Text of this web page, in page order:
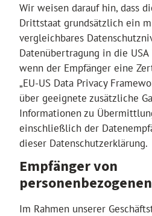
Wir weisen darauf hin, dass
Drittstaat grundsätzlich ein
vergleichbares
Datenübertragung in die USA
wenn der Empfänger eine
„EU-US Data Privacy
über geeignete zusätzliche
Informationen zu
einschließlich der
dieser Datenschutzerklärung.
Empfänger von
Im Rahmen unserer